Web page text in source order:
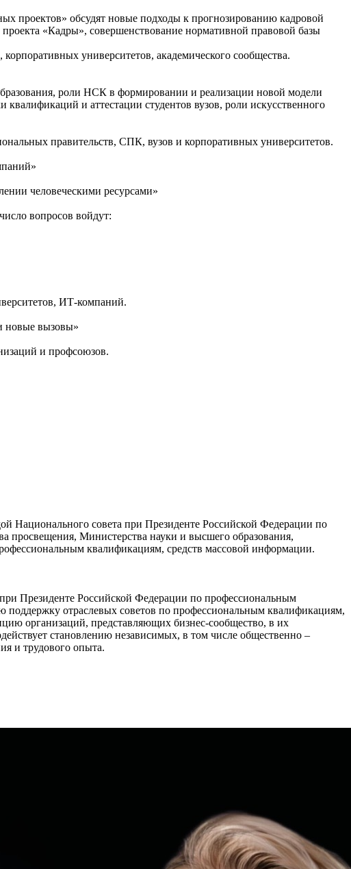
проектов» обсудят новые подходы к прогнозированию кадровой
«Кадры», совершенствование нормативной правовой базы
университетов, академического сообщества.
роли НСК в формировании и реализации новой модели
и аттестации студентов вузов, роли искусственного
правительств, СПК, вузов и корпоративных университетов.
человеческими ресурсами»
вопросов войдут:
ИТ-компаний.
новые вызовы»
и профсоюзов.
Национального совета при Президенте Российской Федерации по
просвещения, Министерства науки и высшего образования,
квалификациям, средств массовой информации.
Президенте Российской Федерации по профессиональным
отраслевых советов по профессиональным квалификациям,
организаций, представляющих бизнес-сообщество, в их
становлению независимых, в том числе общественно –
и трудового опыта.